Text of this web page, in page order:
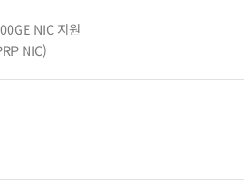
NIC 지원
NIC)